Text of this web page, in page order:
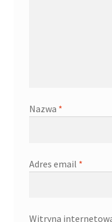
Nazwa *
Adres email *
Witryna